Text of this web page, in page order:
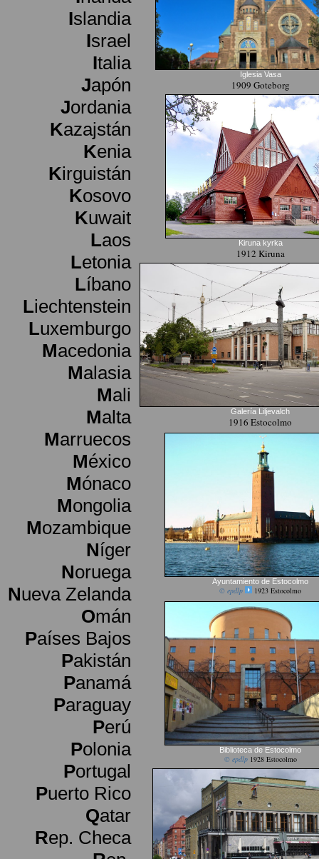
Islandia
Israel
Italia
Japón
Jordania
Kazajstán
Kenia
Kirguistán
Kosovo
Kuwait
Laos
Letonia
Líbano
Liechtenstein
Luxemburgo
Macedonia
Malasia
Mali
Malta
Marruecos
México
Mónaco
Mongolia
Mozambique
Níger
Noruega
Nueva Zelanda
Omán
Países Bajos
Pakistán
Panamá
Paraguay
Perú
Polonia
Portugal
Puerto Rico
Qatar
Rep. Checa
Iglesia Vasa
1909 Goteborg
Kiruna kyrka
1912 Kiruna
Galería Liljevalch
1916 Estocolmo
Ayuntamiento de Estocolmo
© epdlp 1923 Estocolmo
Biblioteca de Estocolmo
© epdlp 1928 Estocolmo